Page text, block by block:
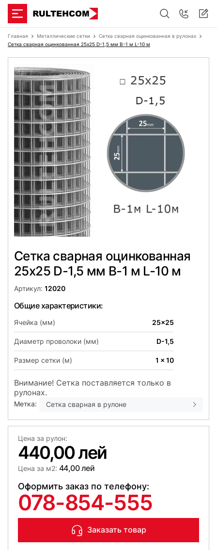
Главная Металлические сетки
Сетка сварная оцинкованная в рулонах
Сетка сварная оцинкованная 25х25 D-1,5 мм B-1 м L-10 м
Сетка сварная оцинкованная
25х25 D-1,5 мм B-1 м L-10 м
Артикул: 12020
Общие характеристики:
Ячейка (мм) 25x25
Диаметр проволоки (мм) D-1,5
Размер сетки (м) 1 x 10
Внимание! Сетка поставляется только в
рулонах.
Метка: Сетка сварная в рулоне
Цена за рулон:
440,00 лей
Цена за м2: 44,00 лей
Оформить заказ по телефону:
078-854-555
Заказать товар